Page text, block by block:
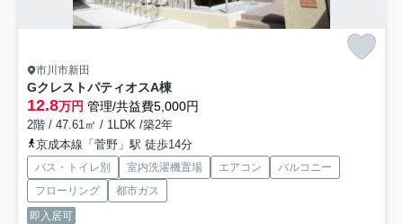
市川市新田
GクレストパティオスA棟
12.8万円 管理/共益費5,000円
2階 / 47.61㎡ / 1LDK /築2年
京成本線「菅野」駅 徒歩14分
バス・トイレ別 室内洗濯機置場 エアコン
バルコニー
フローリング
都市ガス
即入居可